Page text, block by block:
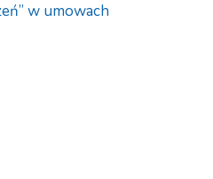
w umowach